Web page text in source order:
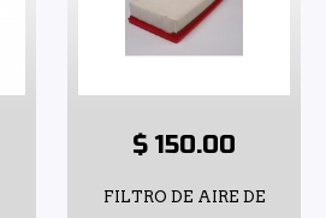
$ 150.00
FILTRO DE AIRE DE